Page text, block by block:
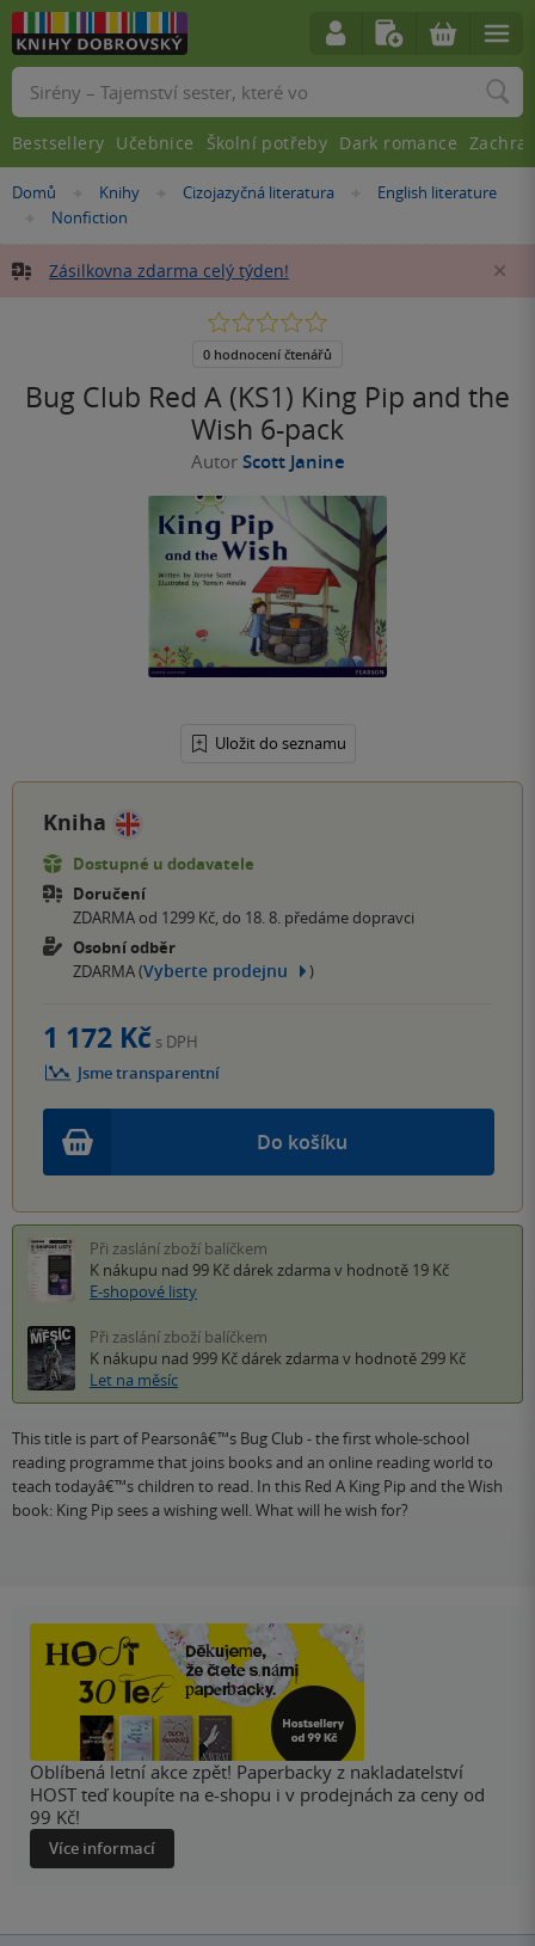
Nacházíte
Domů »Knihy »
Cizojazyčná literatura »
English literature
»
Nonfiction
Zásilkovna zdarma celý týden!
Bug Club Red A (KS1) King Pip and the
Wish 6-pack
Autor Scott Janine
Uložit do seznamu
0.0
5
0 hodnocení čtenářů
Kniha
Dostupné u dodavatele
Doručení
ZDARMA od 1299 Kč, do 18. 8. předáme dopravci
Osobní odběr
ZDARMA (Vyberte prodejnu )
Do košíku
1 172 Kč s DPH
Jsme transparentní
Při zaslání zboží balíčkem
K nákupu nad 99 Kč dárek zdarma v hodnotě 19 Kč
E-shopové listy
Při zaslání zboží balíčkem
K nákupu nad 999 Kč dárek zdarma v hodnotě 299 Kč
Let na měsíc
This title is part of Pearsonâ€™s Bug Club - the first whole-school
reading programme that joins books and an online reading world to
teach todayâ€™s children to read. In this Red A King Pip and the Wish
book: King Pip sees a wishing well. What will he wish for?
Oblíbená letní akce zpět! Paperbacky z nakladatelství
HOST teď koupíte na e-shopu i v prodejnách za ceny od
99 Kč!
Více informací
Vyhledávání
Bestsellery Učebnice Školní potřeby Dark romance